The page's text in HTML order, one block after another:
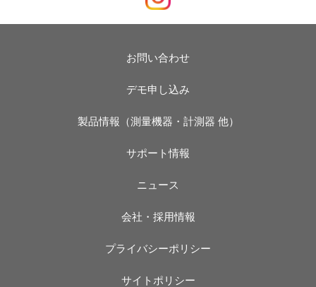
お問い合わせ
デモ申し込み
製品情報（測量機器・計測器 他）
サポート情報
ニュース
会社・採用情報
プライバシーポリシー
サイトポリシー